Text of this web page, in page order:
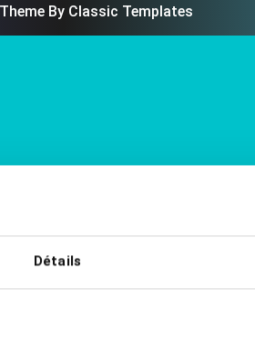
Détails
By Classic Templates